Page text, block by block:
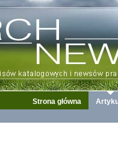
Strona główna